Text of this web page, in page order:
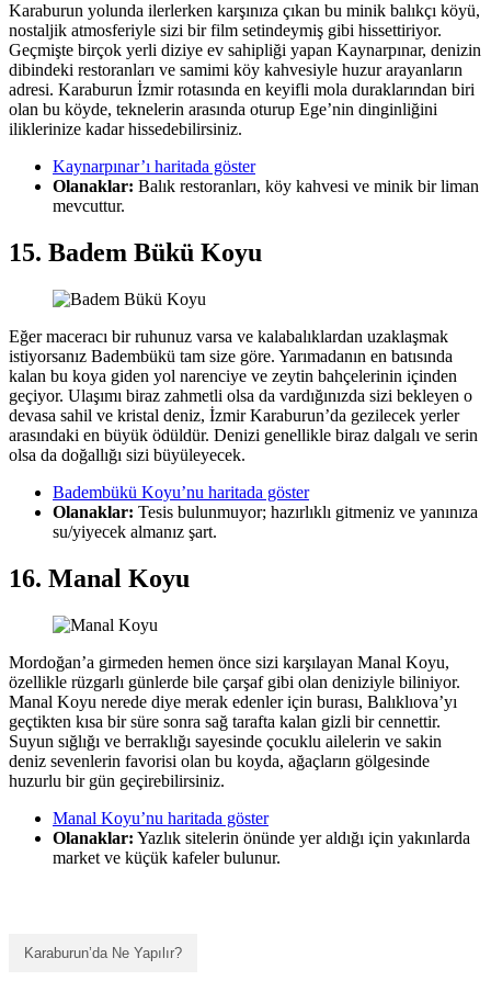
Karaburun yolunda ilerlerken karşınıza çıkan bu minik balıkçı köyü,
nostaljik atmosferiyle sizi bir film setindeymiş gibi hissettiriyor.
Geçmişte birçok yerli diziye ev sahipliği yapan Kaynarpınar, denizin
dibindeki restoranları ve samimi köy kahvesiyle huzur arayanların
adresi. Karaburun İzmir rotasında en keyifli mola duraklarından biri
olan bu köyde, teknelerin arasında oturup Ege’nin dinginliğini
iliklerinize kadar hissedebilirsiniz.
Kaynarpınar’ı haritada göster
Olanaklar: Balık restoranları, köy kahvesi ve minik bir liman
mevcuttur.
15. Badem Bükü Koyu
Eğer maceracı bir ruhunuz varsa ve kalabalıklardan uzaklaşmak
istiyorsanız Badembükü tam size göre. Yarımadanın en batısında
kalan bu koya giden yol narenciye ve zeytin bahçelerinin içinden
geçiyor. Ulaşımı biraz zahmetli olsa da vardığınızda sizi bekleyen o
devasa sahil ve kristal deniz, İzmir Karaburun’da gezilecek yerler
arasındaki en büyük ödüldür. Denizi genellikle biraz dalgalı ve serin
olsa da doğallığı sizi büyüleyecek.
Badembükü Koyu’nu haritada göster
Olanaklar: Tesis bulunmuyor; hazırlıklı gitmeniz ve yanınıza
su/yiyecek almanız şart.
16. Manal Koyu
Mordoğan’a girmeden hemen önce sizi karşılayan Manal Koyu,
özellikle rüzgarlı günlerde bile çarşaf gibi olan deniziyle biliniyor.
Manal Koyu nerede diye merak edenler için burası, Balıklıova’yı
geçtikten kısa bir süre sonra sağ tarafta kalan gizli bir cennettir.
Suyun sığlığı ve berraklığı sayesinde çocuklu ailelerin ve sakin
deniz sevenlerin favorisi olan bu koyda, ağaçların gölgesinde
huzurlu bir gün geçirebilirsiniz.
Manal Koyu’nu haritada göster
Olanaklar: Yazlık sitelerin önünde yer aldığı için yakınlarda
market ve küçük kafeler bulunur.
Karaburun’da Ne Yapılır?